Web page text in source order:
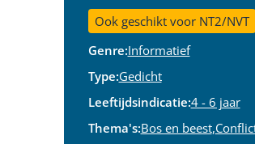
Ook geschikt voor NT2/NVT
Genre:Informatief
Type:Gedicht
Leeftijdsindicatie:4 - 6 jaar
Thema's:Bos en beest,